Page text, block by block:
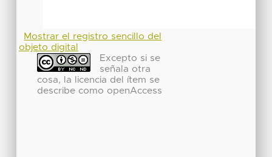
Mostrar el registro sencillo del
objeto digital
Excepto si se
señala otra
cosa, la licencia del ítem se
describe como openAccess